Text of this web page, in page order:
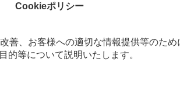
Cookieポリシー
、お客様への適切な情報提供等のた
的等について説明いたします。